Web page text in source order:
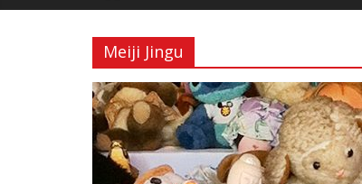
Meiji Jingu